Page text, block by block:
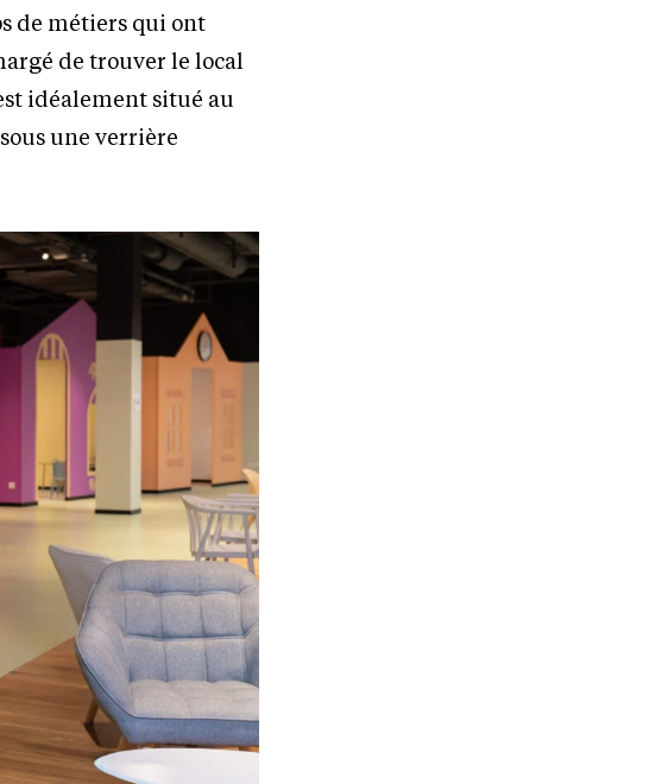
de métiers qui ont
de trouver le local
idéalement situé au
une verrière